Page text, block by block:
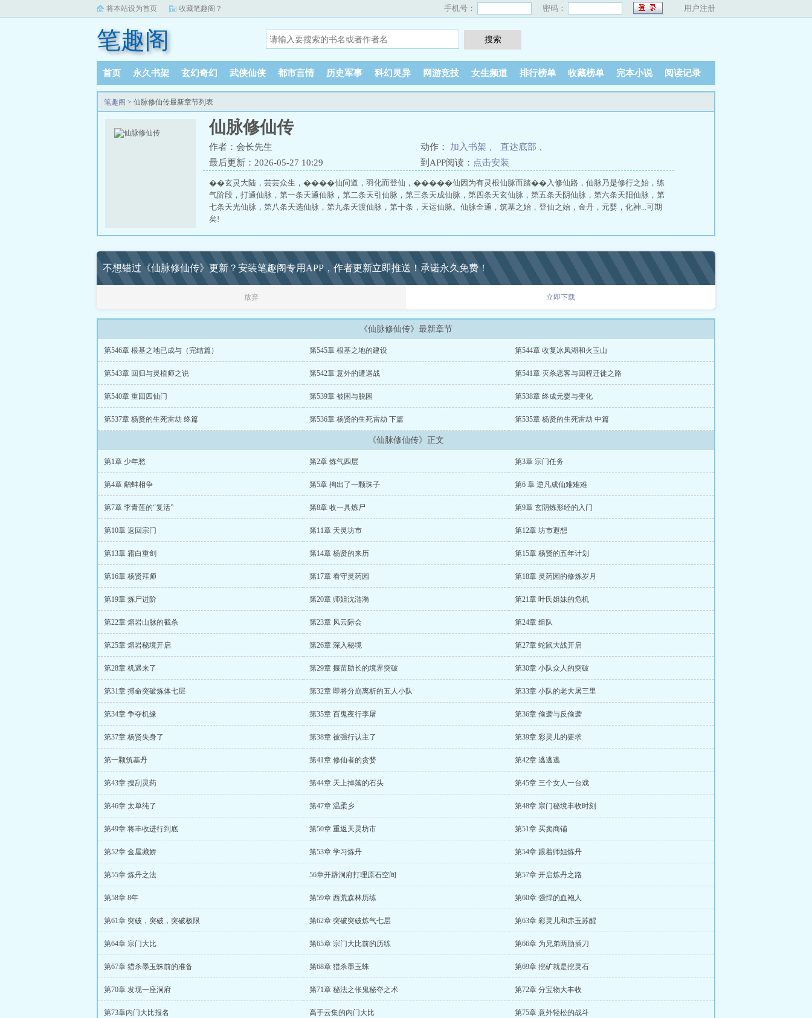
将本站设为首页 收藏笔趣阁？ 手机号： 密码： 用户注册
笔趣阁
首页 永久书架 玄幻奇幻 武侠仙侠 都市言情 历史军事 科幻灵异 网游竞技 女生频道 排行榜单 收藏榜单 完本小说 阅读记录
笔趣阁 > 仙脉修仙传最新章节列表
仙脉修仙传
作者：会长先生 动作： 加入书架 直达底部
最后更新：2026-05-27 10:29
到APP阅读： 点击安装
��玄灵大陆，芸芸众生，����仙问道，羽化而登仙，�����仙因为有灵根仙脉而踏��入修仙路，仙脉乃是修行之始，练
气阶段，打通仙脉，第一条天通仙脉，第二条天引仙脉，第三条天成仙脉，第四条天玄仙脉，第五条天阴仙脉，第六条天阳仙脉，第
七条天光仙脉，第八条天选仙脉，第九条天渡仙脉，第十条，天运仙脉。仙脉全通，筑基之始，登仙之始，金丹，元婴，化神...可期
矣!
不想错过《仙脉修仙传》更新？安装笔趣阁专用APP，作者更新立即推送！承诺永久免费！
放弃 立即下载
《仙脉修仙传》最新章节
第546章 根基之地已成与（完结篇） 第545章 根基之地的建设 第544章 收复冰凤湖和火玉山
第543章 回归与灵植师之说 第542章 意外的遭遇战 第541章 灭杀恶客与回程迁徙之路
第540章 重回四仙门 第539章 被困与脱困 第538章 终成元婴与变化
第537章 杨贤的生死雷劫 终篇 第536章 杨贤的生死雷劫 下篇 第535章 杨贤的生死雷劫 中篇
《仙脉修仙传》正文
第1章 少年愁 第2章 炼气四层 第3章 宗门任务
第4章 鹬蚌相争 第5章 掏出了一颗珠子 第6 章 逆凡成仙难难难
第7章 李青莲的“复活” 第8章 收一具炼尸 第9章 玄阴炼形经的入门
第10章 返回宗门 第11章 天灵坊市 第12章 坊市遐想
第13章 霜白重剑 第14章 杨贤的来历 第15章 杨贤的五年计划
第16章 杨贤拜师 第17章 看守灵药园 第18章 灵药园的修炼岁月
第19章 炼尸进阶 第20章 师姐沈涟漪 第21章 叶氏姐妹的危机
第22章 熔岩山脉的截杀 第23章 风云际会 第24章 组队
第25章 熔岩秘境开启 第26章 深入秘境 第27章 蛇鼠大战开启
第28章 机遇来了 第29章 揠苗助长的境界突破 第30章 小队众人的突破
第31章 搏命突破炼体七层 第32章 即将分崩离析的五人小队 第33章 小队的老大屠三里
第34章 争夺机缘 第35章 百鬼夜行李屠 第36章 偷袭与反偷袭
第37章 杨贤失身了 第38章 被强行认主了 第39章 彩灵儿的要求
第一颗筑基丹 第41章 修仙者的贪婪 第42章 逃逃逃
第43章 搜刮灵药 第44章 天上掉落的石头 第45章 三个女人一台戏
第46章 太单纯了 第47章 温柔乡 第48章 宗门秘境丰收时刻
第49章 将丰收进行到底 第50章 重返天灵坊市 第51章 买卖商铺
第52章 金屋藏娇 第53章 学习炼丹 第54章 跟着师姐炼丹
第55章 炼丹之法 56章开辟洞府打理原石空间 第57章 开启炼丹之路
第58章 8年 第59章 西荒森林历练 第60章 强悍的血袍人
第61章 突破，突破，突破极限 第62章 突破突破炼气七层 第63章 彩灵儿和赤玉苏醒
第64章 宗门大比 第65章 宗门大比前的历练 第66章 为兄弟两肋插刀
第67章 猎杀墨玉蛛前的准备 第68章 猎杀墨玉蛛 第69章 挖矿就是挖灵石
第70章 发现一座洞府 第71章 秘法之伥鬼秘夺之术 第72章 分宝物大丰收
第73章内门大比报名 高手云集的内门大比 第75章 意外轻松的战斗